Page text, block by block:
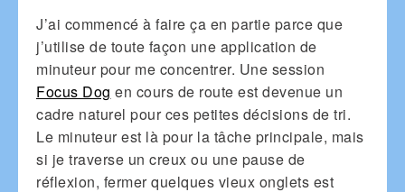
J’ai commencé à faire ça en partie parce que
j’utilise de toute façon une application de
minuteur pour me concentrer. Une session
Focus Dog en cours de route est devenue un
cadre naturel pour ces petites décisions de tri.
Le minuteur est là pour la tâche principale, mais
si je traverse un creux ou une pause de
réflexion, fermer quelques vieux onglets est